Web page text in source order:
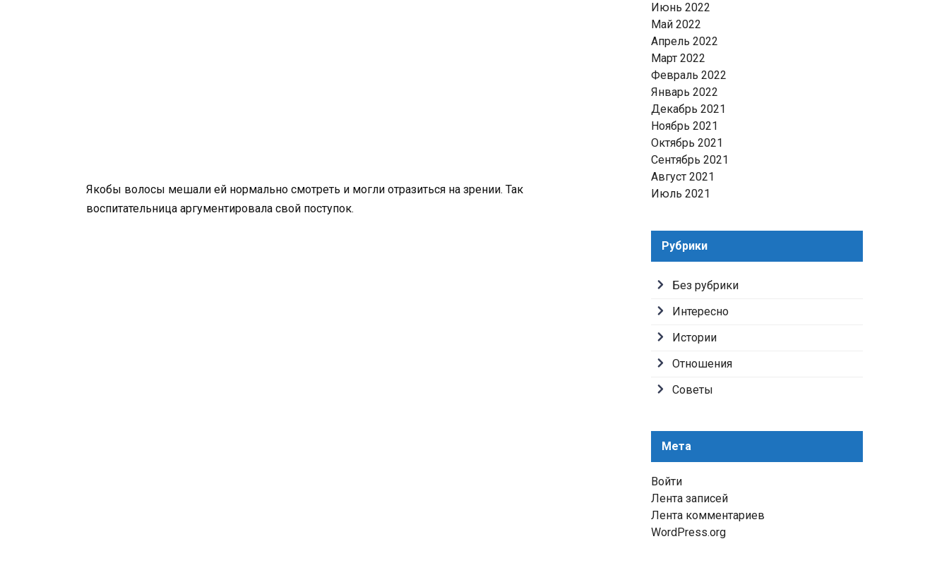
Якобы волосы мешали ей нормально смотреть и могли отразиться на зрении. Так
воспитательница аргументировала свой поступок.
Июнь 2022
Май 2022
Апрель 2022
Март 2022
Февраль 2022
Январь 2022
Декабрь 2021
Ноябрь 2021
Октябрь 2021
Сентябрь 2021
Август 2021
Июль 2021
Рубрики
Без рубрики
Интересно
Истории
Отношения
Советы
Мета
Войти
Лента записей
Лента комментариев
WordPress.org